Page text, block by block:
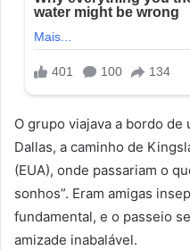
O grupo viajava a bordo de
Dallas, a caminho de
(EUA), onde passariam o
sonhos”. Eram amigas
fundamental, e o passeio
amizade inabalável.